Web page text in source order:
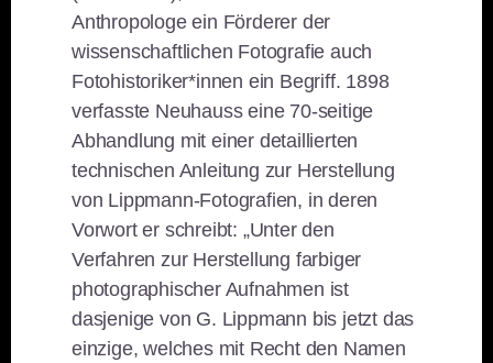
Anthropologe ein Förderer der
wissenschaftlichen Fotografie auch
Fotohistoriker*innen ein Begriff. 1898
verfasste Neuhauss eine 70-seitige
Abhandlung mit einer detaillierten
technischen Anleitung zur Herstellung
von Lippmann-Fotografien, in deren
Vorwort er schreibt: „Unter den
Verfahren zur Herstellung farbiger
photographischer Aufnahmen ist
dasjenige von G. Lippmann bis jetzt das
einzige, welches mit Recht den Namen